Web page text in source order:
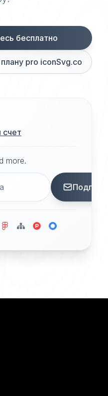
бесплатно
pro iconSvg.co
more.